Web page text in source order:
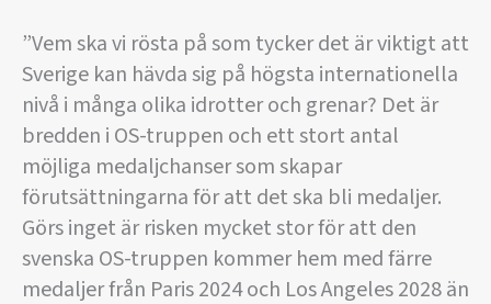
”Vem ska vi rösta på som tycker det är viktigt att
Sverige kan hävda sig på högsta internationella
nivå i många olika idrotter och grenar? Det är
bredden i OS-truppen och ett stort antal
möjliga medaljchanser som skapar
förutsättningarna för att det ska bli medaljer.
Görs inget är risken mycket stor för att den
svenska OS-truppen kommer hem med färre
medaljer från Paris 2024 och Los Angeles 2028 än